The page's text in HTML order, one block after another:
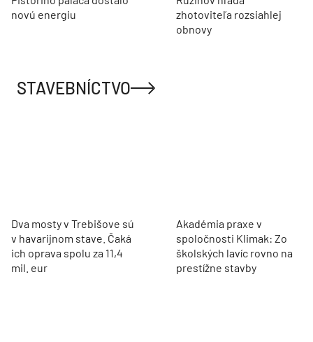
novú energiu
zhotoviteľa rozsiahlej
obnovy
STAVEBNÍCTVO
Dva mosty v Trebišove sú
v havarijnom stave. Čaká
ich oprava spolu za 11,4
mil. eur
Akadémia praxe v
spoločnosti Klimak: Zo
školských lavíc rovno na
prestížne stavby